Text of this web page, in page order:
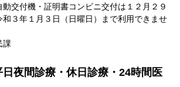
動交付機・証明書コンビニ交付は１２月２９
和３年１月３日（日曜日）まで利用できませ
課
夜間診療・休日診療・24時間医